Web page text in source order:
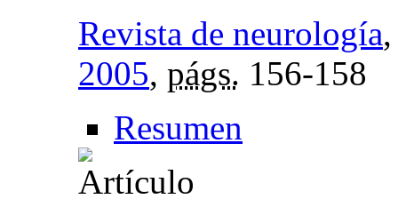
Revista de neurología
2005, págs. 156-158
Resumen